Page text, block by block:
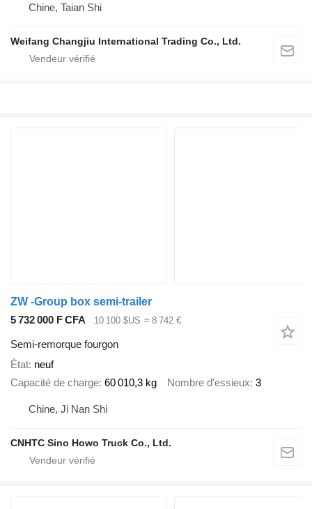
Chine, Taian Shi
Weifang Changjiu International Trading Co., Ltd.
ZW -Group box semi-trailer
5 732 000 F CFA
10 100 $US ≈ 8 742 €
Semi-remorque fourgon
État neuf
Capacité de charge 60 010,3 kg Nombre d'essieux 3
Chine, Ji Nan Shi
CNHTC Sino Howo Truck Co., Ltd.